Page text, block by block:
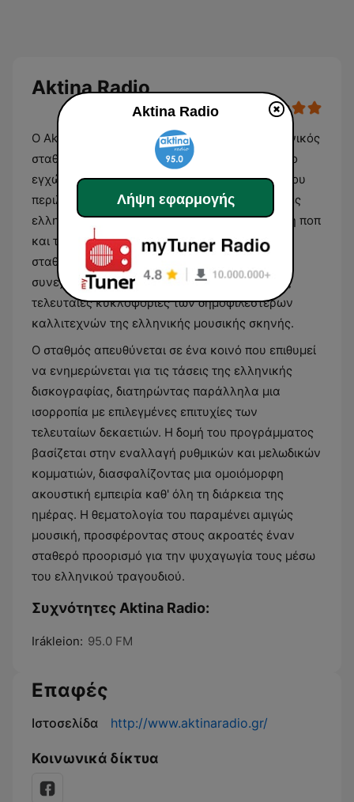
Aktina Radio
Ο Aktina Radio είναι ένας ελληνικός ραδιοφωνικός
σταθμός που επικεντρώνεται αποκλειστικά στο
εγχώριο μουσικό ρεπερτόριο. Το πρόγραμμά του
περιλαμβάνει μια ευρεία γκάμα από σύγχρονες
ελληνικές επιτυχίες, καλύπτοντας είδη όπως η ποπ
και το σύγχρονο λαϊκό τραγούδι. Η ροή του
σταθμού είναι σχεδιασμένη για να προσφέρει
συνεχή μουσική ψυχαγωγία, εστιάζοντας στις
τελευταίες κυκλοφορίες των δημοφιλέστερων
καλλιτεχνών της ελληνικής μουσικής σκηνής.
Ο σταθμός απευθύνεται σε ένα κοινό που επιθυμεί
να ενημερώνεται για τις τάσεις της ελληνικής
δισκογραφίας, διατηρώντας παράλληλα μια
ισορροπία με επιλεγμένες επιτυχίες των
τελευταίων δεκαετιών. Η δομή του προγράμματος
βασίζεται στην εναλλαγή ρυθμικών και μελωδικών
κομματιών, διασφαλίζοντας μια ομοιόμορφη
ακουστική εμπειρία καθ' όλη τη διάρκεια της
ημέρας. Η θεματολογία του παραμένει αμιγώς
μουσική, προσφέροντας στους ακροατές έναν
σταθερό προορισμό για την ψυχαγωγία τους μέσω
του ελληνικού τραγουδιού.
Συχνότητες Aktina Radio:
Irákleion: 95.0 FM
Επαφές
Ιστοσελίδα http://www.aktinaradio.gr/
Κοινωνικά δίκτυα
Aktina Radio
Λήψη εφαρμογής